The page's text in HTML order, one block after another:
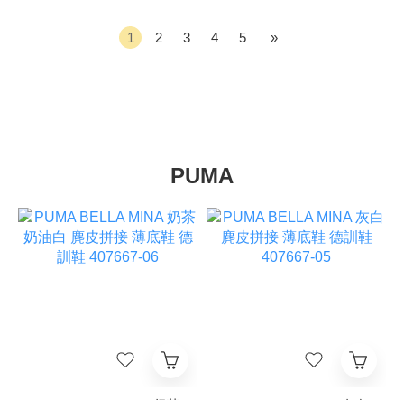
1 2 3 4 5 »
PUMA